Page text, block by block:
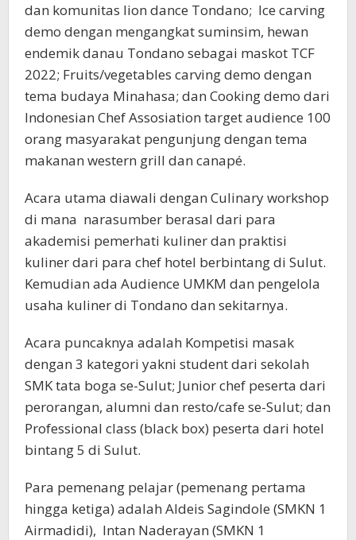
dan komunitas lion dance Tondano; Ice carving
demo dengan mengangkat suminsim, hewan
endemik danau Tondano sebagai maskot TCF
2022; Fruits/vegetables carving demo dengan
tema budaya Minahasa; dan Cooking demo dari
Indonesian Chef Assosiation target audience 100
orang masyarakat pengunjung dengan tema
makanan western grill dan canapé.
Acara utama diawali dengan Culinary workshop
di mana narasumber berasal dari para
akademisi pemerhati kuliner dan praktisi
kuliner dari para chef hotel berbintang di Sulut.
Kemudian ada Audience UMKM dan pengelola
usaha kuliner di Tondano dan sekitarnya.
Acara puncaknya adalah Kompetisi masak
dengan 3 kategori yakni student dari sekolah
SMK tata boga se-Sulut; Junior chef peserta dari
perorangan, alumni dan resto/cafe se-Sulut; dan
Professional class (black box) peserta dari hotel
bintang 5 di Sulut.
Para pemenang pelajar (pemenang pertama
hingga ketiga) adalah Aldeis Sagindole (SMKN 1
Airmadidi), Intan Naderayan (SMKN 1